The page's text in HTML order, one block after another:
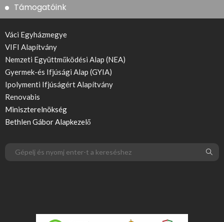
Támogatóink
Váci Egyházmegye
VIFI Alapítvány
Nemzeti Együttműködési Alap (NEA)
Gyermek-és Ifjúsági Alap (GYIA)
Ipolymenti Ifjúságért Alapítvány
Renovabis
Miniszterelnökség
Bethlen Gábor Alapkezelő